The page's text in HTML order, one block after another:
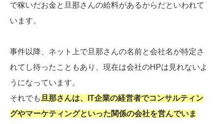
で稼いだお金と旦那さんの給料があるからだといわれて
います。
事件以降、ネット上で旦那さんの名前と会社名が特定さ
れてし待ったこともあり、現在は会社のHPは見れないよ
うになっています。
それでも旦那さんは、IT企業の経営者でコンサルティン
グやマーケティングといった関係の会社を営んでいま